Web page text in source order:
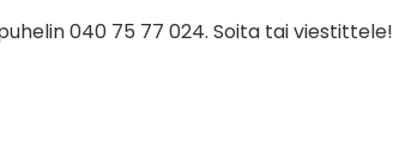
040 75 77 024. Soita tai viestittele!